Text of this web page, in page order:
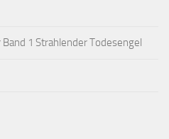
Band 1 Strahlender Todesengel